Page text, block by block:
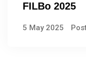
FILBo 2025
5 May 2025